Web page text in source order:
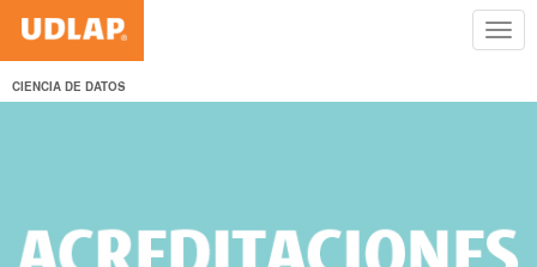
CIENCIA DE DATOS